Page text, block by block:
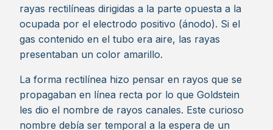
rayas rectilíneas dirigidas a la parte opuesta a la
ocupada por el electrodo positivo (ánodo). Si el
gas contenido en el tubo era aire, las rayas
presentaban un color amarillo.
La forma rectilínea hizo pensar en rayos que se
propagaban en línea recta por lo que Goldstein
les dio el nombre de rayos canales. Este curioso
nombre debía ser temporal a la espera de un